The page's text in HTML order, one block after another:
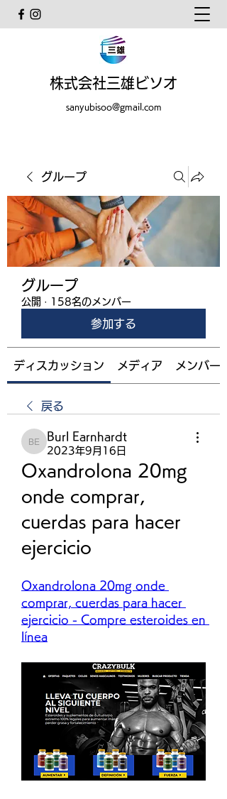
株式会社三雄ビソオ
sanyubisoo@gmail.com
グループ
グループ
公開 · 158名のメンバー
参加する
ディスカッション メディア メンバー
戻る
Burl Earnhardt
Burl Earnhardt
2023年9月16日
Oxandrolona 20mg
onde comprar,
cuerdas para hacer
ejercicio
Oxandrolona 20mg onde
comprar, cuerdas para hacer
ejercicio - Compre esteroides en
línea